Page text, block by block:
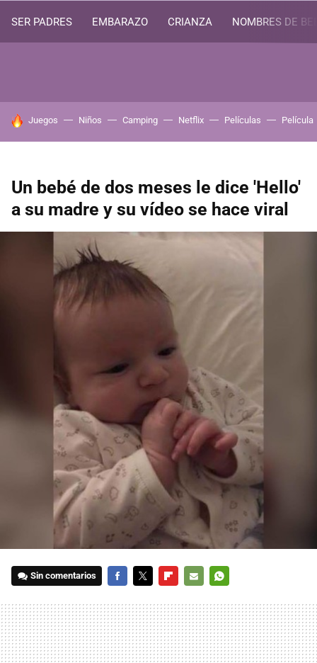
SER PADRES EMBARAZO CRIANZA NOMBRES DE
HOY SE HABLA DE
Juegos Niños Camping Netflix Películas Película
Un bebé de dos meses le dice 'Hello'
a su madre y su vídeo se hace viral
Sin comentarios
MAIL